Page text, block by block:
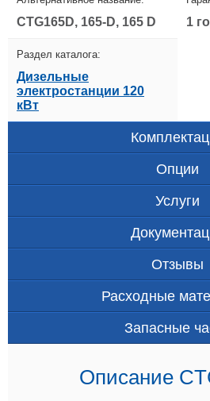
CTG165D, 165-D, 165 D 1
Раздел каталога:
Дизельные
электростанции 120
кВт
Опции
Услуги
Отзывы
Расходные
Запасные
Описание